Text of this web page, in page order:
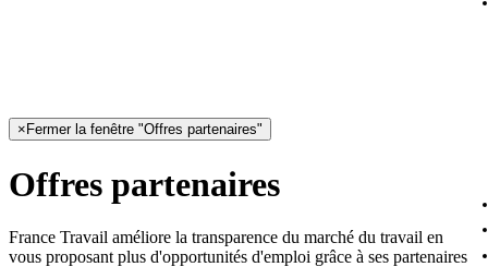
× Fermer la fenêtre "Offres partenaires"
Offres partenaires
France Travail améliore la transparence du marché du travail en
vous proposant plus d'opportunités d'emploi grâce à ses partenaires